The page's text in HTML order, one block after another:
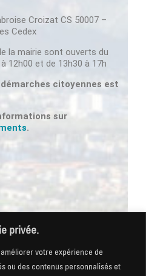
privée.
votre expérience de
ou des contenus personnalisés et
Croizat CS 50007 –
Cedex
la mairie sont ouverts du
12h00 et de 13h30 à 17h
citoyennes est
sur
.
obligatoires